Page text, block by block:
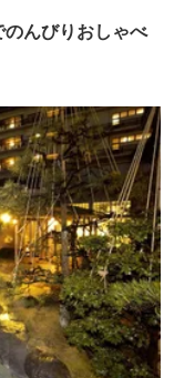
のんびりおしゃべ